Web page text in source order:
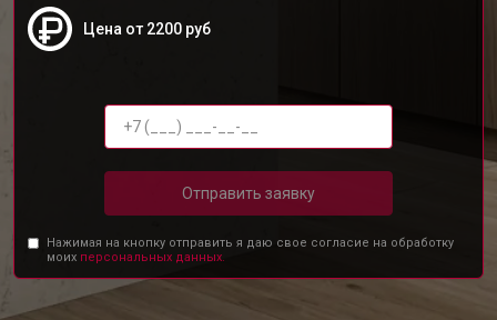
Цена от 2200 руб
Отправить заявку
Нажимая на кнопку отправить я даю свое согласие на обработку
моих персональных данных.